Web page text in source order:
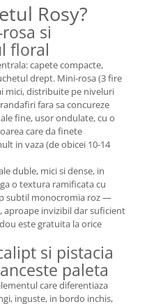
Rosy?
si
floral
capete compacte,
drept. Mini-rosa (3 fire
mici, distribuite pe niveluri
fara sa concureze
fine, usor ondulate, cu o
care da finete
in vaza (de obicei 10-14
duble, mici si dense, in
o textura ramificata cu
subtil monocromia roz —
invizibil dar suficient
este gratuita la orice
si pistacia
paleta
care diferentiaza
inguste, in bordo inchis,